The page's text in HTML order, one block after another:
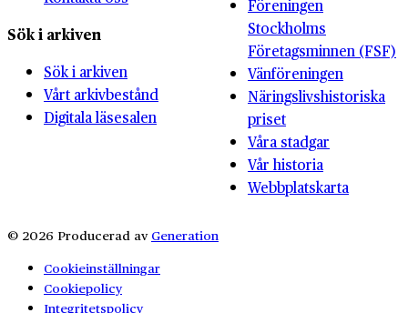
Sök i arkiven
Sök i arkiven
Vårt arkivbestånd
Digitala läsesalen
Föreningen
Stockholms
Företagsminnen (FSF)
Vänföreningen
Näringslivshistoriska
priset
Våra stadgar
Vår historia
Webbplatskarta
© 2026 Producerad av Generation
Cookieinställningar
Cookiepolicy
Integritetspolicy